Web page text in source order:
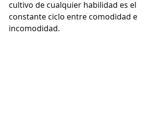
cultivo de cualquier habilidad es el
constante ciclo entre comodidad e
incomodidad.